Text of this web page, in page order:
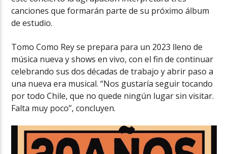
canciones que formarán parte de su próximo álbum
de estudio.
Tomo Como Rey se prepara para un 2023 lleno de
música nueva y shows en vivo, con el fin de continuar
celebrando sus dos décadas de trabajo y abrir paso a
una nueva era musical. “Nos gustaría seguir tocando
por todo Chile, que no quede ningún lugar sin visitar.
Falta muy poco”, concluyen.